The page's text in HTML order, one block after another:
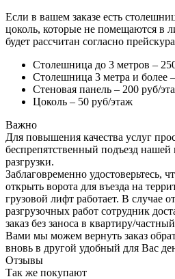
Если в вашем заказе есть
цоколь, которые не помещаются в
будет рассчитан согласно
Столешница до 3 метров –
Столешница 3 метра и более
Стеновая панель – 200 руб/
Цоколь – 50 руб/этаж
Важно
Для повышения качества услуг
беспрепятственный подъезд
разгрузки.
Заблаговременно удостоверьтесь,
открыть ворота для въезда на
грузовой лифт работает. В случае
разгрузочных работ сотрудник
заказ без заноса в квартиру/
Вами мы можем вернуть заказ
вновь в другой удобный для Вас
Отзывы
Так же покупают